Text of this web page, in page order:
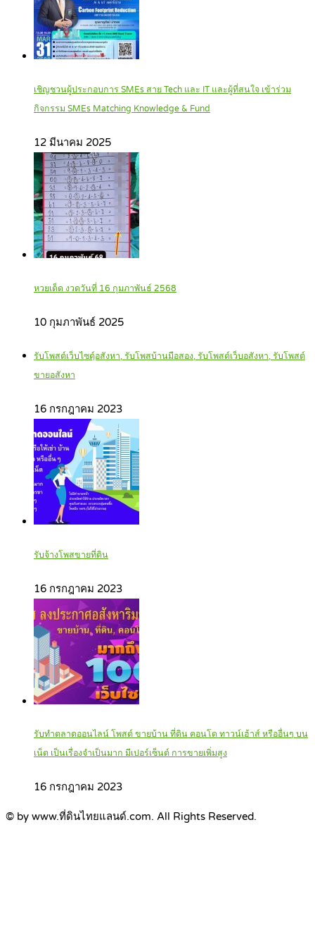
เชิญชวนผู้ประกอบการ SMEs สาย Tech และ IT และผู้ที่สนใจ เข้าร่วม
กิจกรรม SMEs Matching Knowledge & Fund
12 มีนาคม 2025
หวยเด็ด งวดวันที่ 16 กุมภาพันธ์ 2568
10 กุมภาพันธ์ 2025
รับโพสต์เว็บไซตฺ์อสังหา, รับโพสบ้านมือสอง, รับโพสต์เว็บอสังหา, รับโพสต์
ขายอสังหา
16 กรกฎาคม 2023
รับจ้างโพสขายที่ดิน
16 กรกฎาคม 2023
รับทำตลาดออนไลน์ โพสต์ ขายบ้าน ที่ดิน คอนโด ทาวน์เฮ้าส์ หรืออื่นๆ บน
เน็ต เป็นเรื่องจำเป็นมาก มีเปอร์เซ็นต์ การขายเพิ่มสูง
16 กรกฎาคม 2023
© by www.ที่ดินไทยแลนด์.com. All Rights Reserved.